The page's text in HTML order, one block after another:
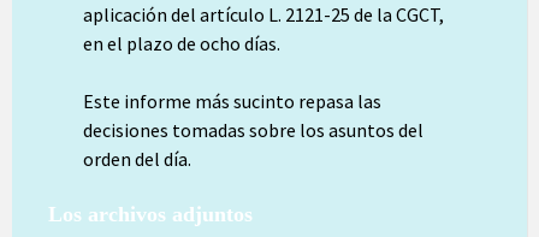
aplicación del artículo L. 2121-25 de la CGCT,
en el plazo de ocho días.
Este informe más sucinto repasa las
decisiones tomadas sobre los asuntos del
orden del día.
Los archivos adjuntos